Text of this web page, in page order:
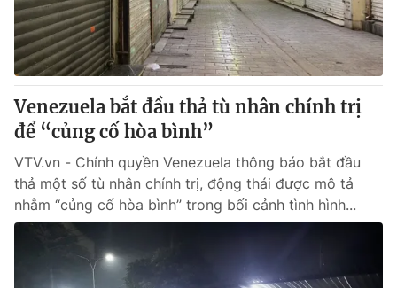
Cơ quan chủ quản: Đài Truyền hình Việt Nam
Cơ quan báo chí:Thời báo VTV
Giấy phép hoạt động báo in và báo điện tử số 483/GP-BTTTT
cấp ngày 29/12/2023
Tổng Biên tập:Vũ Thanh Thủy
Phó Tổng Biên tập: Nguyễn Thị Mỹ Hạnh, Phạm Quốc Thắng,
Tổng đài VTV: 024.38 355 931 - 024.38 355 932
Ðiện thoại Thời báo VTV:024.66 897 897
Email:toasoan@vtv.vn
Liên hệ quảng cáo:
024-7300.7108
Venezuela bắt đầu thả tù nhân chính trị
để “củng cố hòa bình”
VTV.vn - Chính quyền Venezuela thông báo bắt đầu
thả một số tù nhân chính trị, động thái được mô tả
nhằm “củng cố hòa bình” trong bối cảnh tình hình...